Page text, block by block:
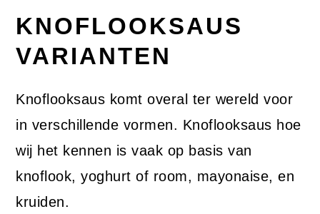
KNOFLOOKSAUS
VARIANTEN
Knoflooksaus komt overal ter wereld voor
in verschillende vormen. Knoflooksaus hoe
wij het kennen is vaak op basis van
knoflook, yoghurt of room, mayonaise, en
kruiden.